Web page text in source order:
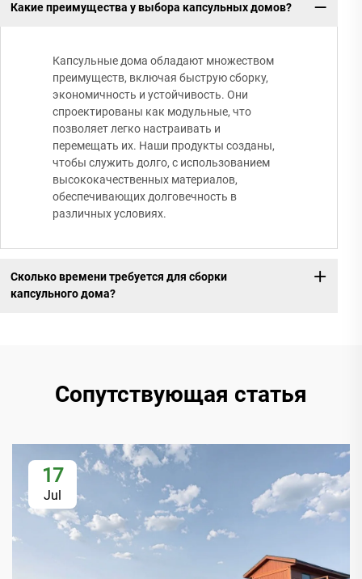
Какие преимущества у выбора капсульных домов?
Капсульные дома обладают множеством
преимуществ, включая быструю сборку,
экономичность и устойчивость. Они
спроектированы как модульные, что
позволяет легко настраивать и
перемещать их. Наши продукты созданы,
чтобы служить долго, с использованием
высококачественных материалов,
обеспечивающих долговечность в
различных условиях.
Сколько времени требуется для сборки
капсульного дома?
Сопутствующая статья
17
Jul